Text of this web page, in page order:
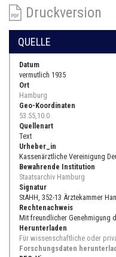
Druckversion
QUELLE
Datum
vermutlich 1935
Ort
Hamburg
Geo-Koordinaten
53.55,10.0
Quellenart
Text
Urheber_in
Kassenärztliche Vereinigung
Bewahrende Institution
Staatsarchiv Hamburg
Signatur
StAHH, 352-13 Ärztekammer
Rechtenachweis
Mit freundlicher Genehmigung
Herunterladen
Für wissenschaftliche oder
Forschungsdaten